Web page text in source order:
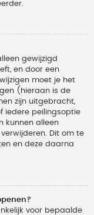
gewijzigd
en door een
moet je het
(hieraan is de
zijn uitgebracht,
iedere peilingsoptie
kunnen alleen
Dit om te
en deze daarna
voor bepaalde